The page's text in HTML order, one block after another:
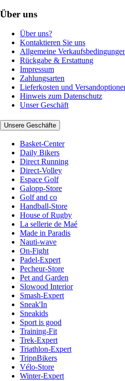
Über uns
Über uns?
Kontaktieren Sie uns
Allgemeine
Rückgabe & Erstattung
Impressum
Zahlungsarten
Lieferkosten und
Hinweis zum Datenschutz
Unser Geschäft
Unsere Geschäfte
Basket-Center
Daily Bikers
Direct Running
Direct-Volley
Espace Golf
Galopp-Store
Golf and co
Handball-Store
House of Rugby
La sellerie de Maé
Made in Paradis
Nauti-wave
On-Fight
Padel-Expert
Pecheur-Store
Pet and Garden
Slowood Interior
Smash-Expert
Sneak'In
Sneakids
Sport is good
Training-Fit
Trek-Expert
Triathlon-Expert
TripnBikers
Vélo-Store
Winter-Expert